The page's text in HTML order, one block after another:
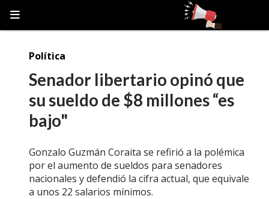
Senador libertario opinó que
su sueldo de $8 millones “es
bajo"
Gonzalo Guzmán Coraita se refirió a la polémica
por el aumento de sueldos para senadores
nacionales y defendió la cifra actual, que equivale
a unos 22 salarios mínimos.
Política